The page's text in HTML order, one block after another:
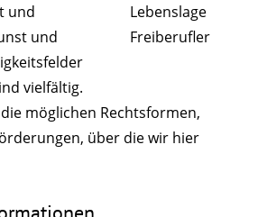
und
und
vielfältig.
möglichen Rechtsformen,
über die wir hier